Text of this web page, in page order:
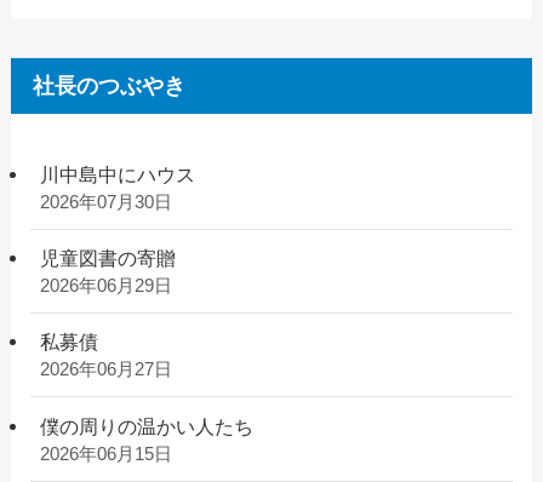
社長のつぶやき
川中島中にハウス
2026年07月30日
児童図書の寄贈
2026年06月29日
私募債
2026年06月27日
僕の周りの温かい人たち
2026年06月15日